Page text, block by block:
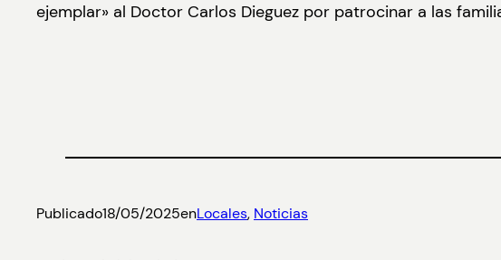
ejemplar» al Doctor Carlos Dieguez por patrocinar a las
Publicado18/05/2025enLocales, Noticias